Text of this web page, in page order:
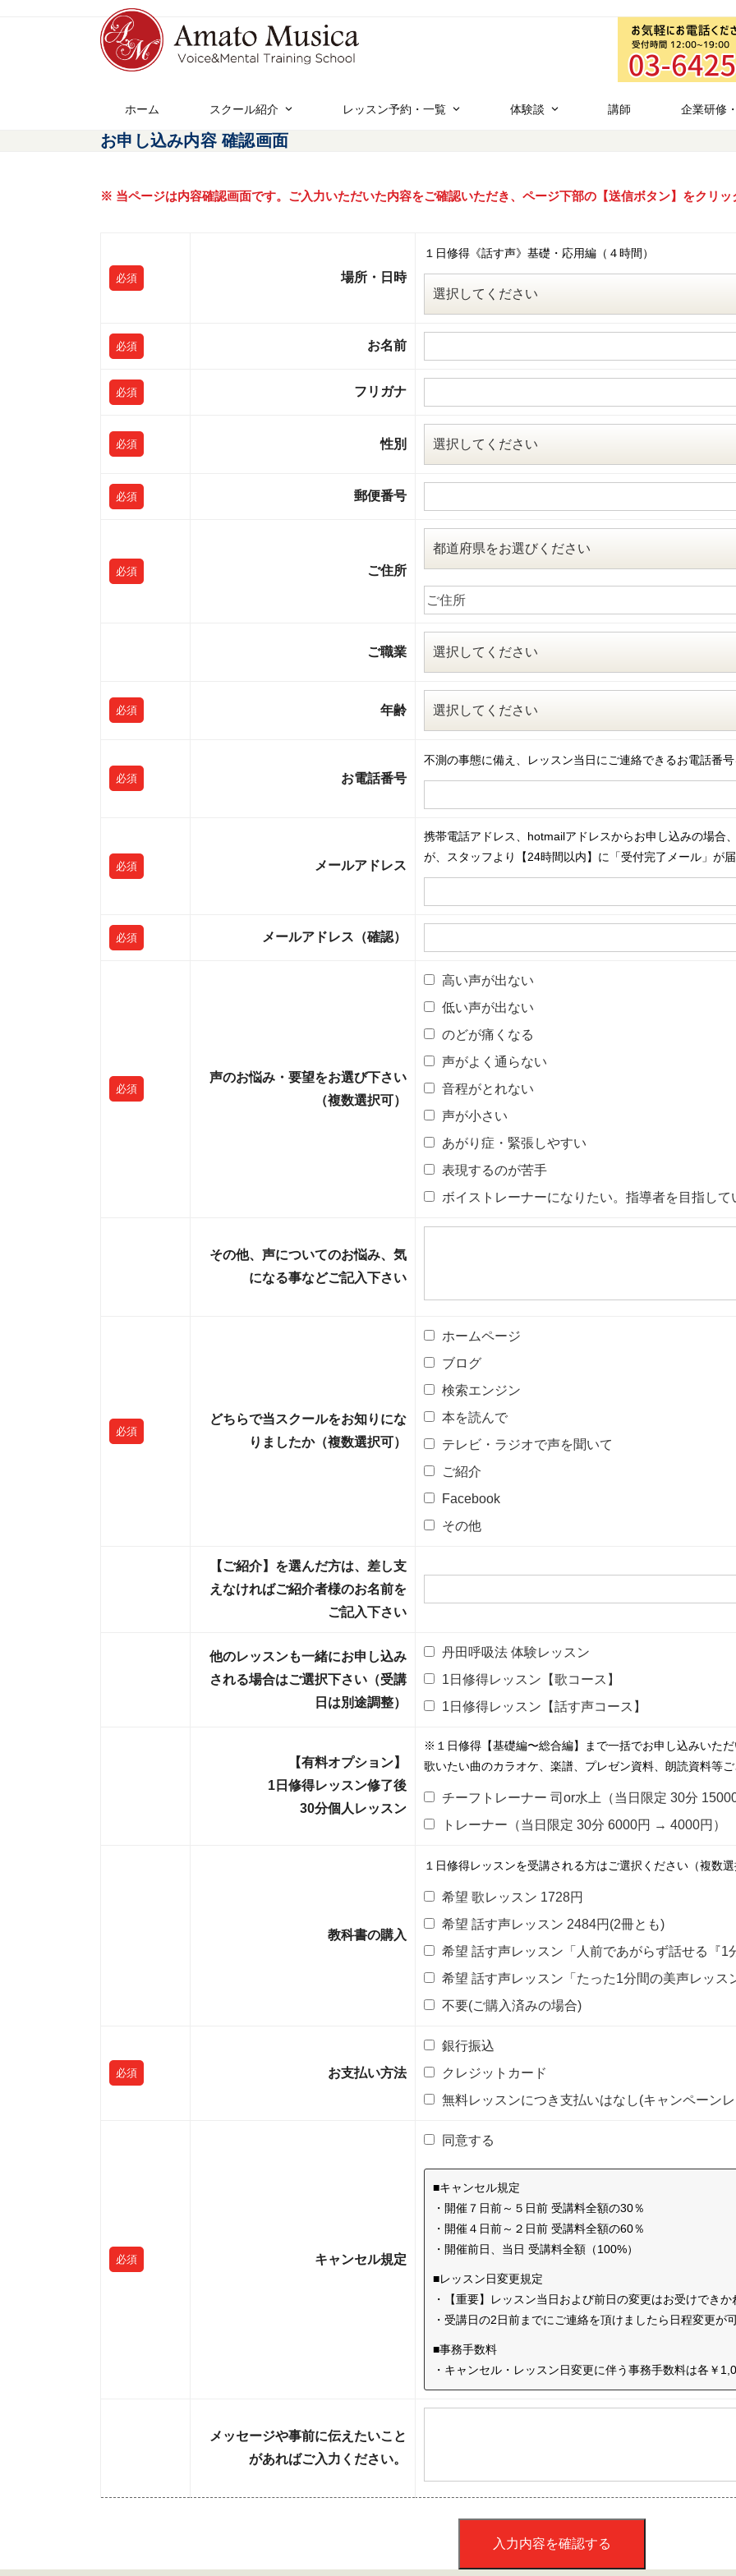
ホーム スクール紹介 レッスン予約・一覧 体験談 講師 企業研修
お申し込み内容 確認画面
※ 当ページは内容確認画面です。ご入力いただいた内容をご確認いただき、ページ下部の【送信ボタン】をクリッ
必須 場所・日時
１日修得《話す声》基礎・応用編（４時間）
必須 お名前
必須 フリガナ
必須 性別
必須 郵便番号
必須 ご住所
ご職業
必須 年齢
必須 お電話番号
不測の事態に備え、レッスン当日にご連絡できるお電話番
必須 メールアドレス
携帯電話アドレス、hotmailアドレスからお申し込みの場合
が、スタッフより【24時間以内】に「受付完了メール」が
必須 メールアドレス（確認）
必須
声のお悩み・要望をお選び下さい
（複数選択可）
高い声が出ない
低い声が出ない
のどが痛くなる
声がよく通らない
音程がとれない
声が小さい
あがり症・緊張しやすい
表現するのが苦手
ボイストレーナーになりたい。指導者を目指して
その他、声についてのお悩み、気
になる事などご記入下さい
必須
どちらで当スクールをお知りにな
りましたか（複数選択可）
ホームページ
ブログ
検索エンジン
本を読んで
テレビ・ラジオで声を聞いて
ご紹介
Facebook
その他
【ご紹介】を選んだ方は、差し支
えなければご紹介者様のお名前を
ご記入下さい
他のレッスンも一緒にお申し込み
される場合はご選択下さい（受講
日は別途調整）
丹田呼吸法 体験レッスン
1日修得レッスン【歌コース】
1日修得レッスン【話す声コース】
【有料オプション】
1日修得レッスン修了後
30分個人レッスン
※１日修得【基礎編〜総合編】まで一括でお申し込みいた
歌いたい曲のカラオケ、楽譜、プレゼン資料、朗読資料等
チーフトレーナー 司or水上（当日限定 30分
トレーナー（当日限定 30分 6000円 → 4000円）
教科書の購入
１日修得レッスンを受講される方はご選択ください（複数
希望 歌レッスン 1728円
希望 話す声レッスン 2484円(2冊とも)
希望 話す声レッスン「人前であがらず話せる『1
希望 話す声レッスン「たった1分間の美声レッス
不要(ご購入済みの場合)
必須 お支払い方法
銀行振込
クレジットカード
無料レッスンにつき支払いはなし(キャンペーン
必須 キャンセル規定
同意する
■キャンセル規定
・開催７日前～５日前 受講料全額の30％
・開催４日前～２日前 受講料全額の60％
・開催前日、当日 受講料全額（100%）
■レッスン日変更規定
・【重要】レッスン当日および前日の変更はお受けできか
・受講日の2日前までにご連絡を頂けましたら日程変更が
■事務手数料
・キャンセル・レッスン日変更に伴う事務手数料は各￥
メッセージや事前に伝えたいこと
があればご入力ください。